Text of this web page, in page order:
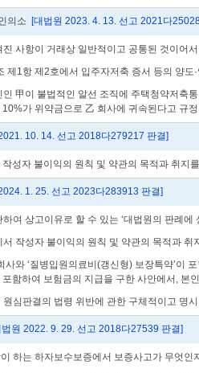
의소 [대법원 2023. 4. 13. 선고 2021다
진 사항이 거래상 일반적이고 공통된 것이어
제1항 제2호에서 입주자저축 증서 등의 양
인 甲이 불법적인 알선 조직에 주택청약저축
가 위약금으로 乙 회사에 귀속된다고 규
10. 14. 선고 2018다279217 판결]
성자 불이익의 원칙 및 약관의 목적과 취지
1. 25. 선고 2023다283913 판결]
하여 상고이유로 할 수 있는 ‘대법원의 판례
서 작성자 불이익의 원칙 및 약관의 목적과
사와 ‘질병입원의료비(갱신형) 보장특약’
함하여 보험금의 지급을 구한 사안에서, 본
원심판결의 법령 위반에 관한 구체적이고 명
법원 2022. 9. 29. 선고 2018다27539 판결]
하는 하자보수보증에서 보증사고가 무엇인